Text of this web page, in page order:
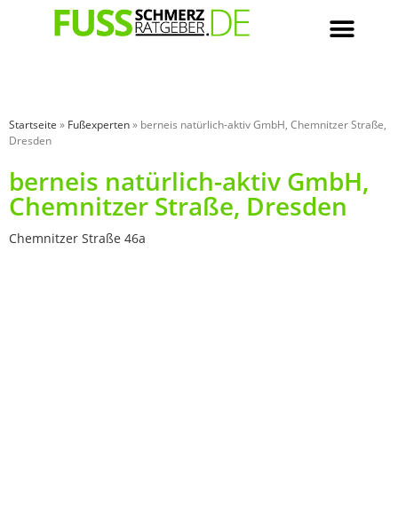
Startseite » Fußexperten» berneis natürlich-aktiv GmbH, Chemnitzer Straße,
Dresden
berneis natürlich-aktiv GmbH,
Chemnitzer Straße, Dresden
Chemnitzer Straße 46a